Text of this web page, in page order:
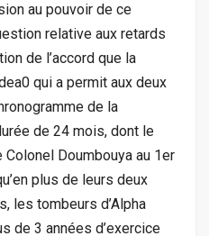
au pouvoir de ce
relative aux retards
de l’accord que la
qui a permit aux deux
de la
de 24 mois, dont le
Doumbouya au 1er
plus de leurs deux
les tombeurs d’Alpha
de 3 années d’exercice